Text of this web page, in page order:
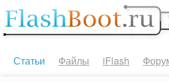
Статьи Файлы iFlash